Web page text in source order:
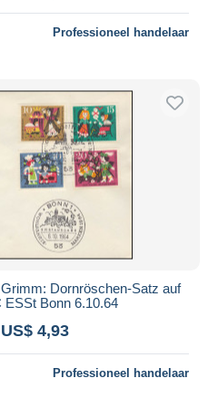
Professioneel handelaar
Dornröschen-Satz auf
Bonn 6.10.64
4,93
Professioneel handelaar